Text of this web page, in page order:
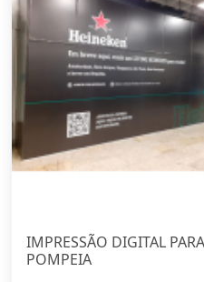
IMPRESSÃO DIGITAL
POMPEIA